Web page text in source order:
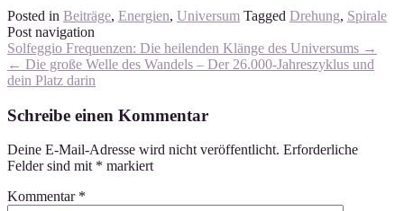
Posted in Beiträge, Energien, Universum Tagged Drehung, Spirale
Post navigation
Solfeggio Frequenzen: Die heilenden Klänge des Universums →
← Die große Welle des Wandels – Der 26.000-Jahreszyklus und
dein Platz darin
Schreibe einen Kommentar
Deine E-Mail-Adresse wird nicht veröffentlicht. Erforderliche
Felder sind mit * markiert
Kommentar *